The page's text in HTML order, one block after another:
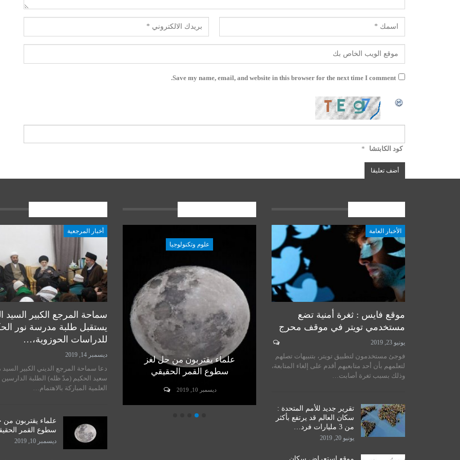
Save my name, email, and website in this browser for the next time I comment.
كود الكابتشا *
الأخبار العامة
موقع فايس : ثغرة أمنية تضع
مستخدمي تويتر في موقف محرج
يونيو 23, 2019
فوجئ مستخدمون لتطبيق تويتر، بتنبيهات تصلهم
لتعلمهم بأن أحد متابعيهم أقدم على إلغاء المتابعة،
وذلك بسبب ثغرة أصابت…
تقرير جديد للأمم المتحدة :
سكان العالم قد يرتفع بأكثر
من 3 مليارات فرد…
يونيو 20, 2019
أخبار المرجعية
سماحة المرجع الكبير السيد
الحكيم يستقبل طلبة مدرسة نور
الحكمة للدراسات الحوزوية،…
علوم وتكنولوجيا
علماء يقتربون من حل لغز
سطوع القمر الحقيقي
ديسمبر 10, 2019
رأي خبير في مسألة زراعة
الرأس لدى البشر
ديسمبر 10, 2019
أخبار المرجعية
سماحة المرجع الكبير السيد
يستقبل طلبة مدرسة نور
للدراسات الحوزوية،…
ديسمبر 14, 2019
دعا سماحة المرجع الديني الكبير
سعيد الحكيم (مدّ ظله) الطلبة الدارسين
العلمية المباركة بالاهتمام…
علماء يقتربون من
سطوع القمر
ديسمبر 10, 2019